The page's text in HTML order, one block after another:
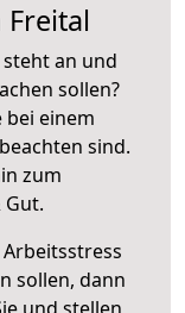
an und
sollen?
bei einem
sind.
zum
sollen, dann